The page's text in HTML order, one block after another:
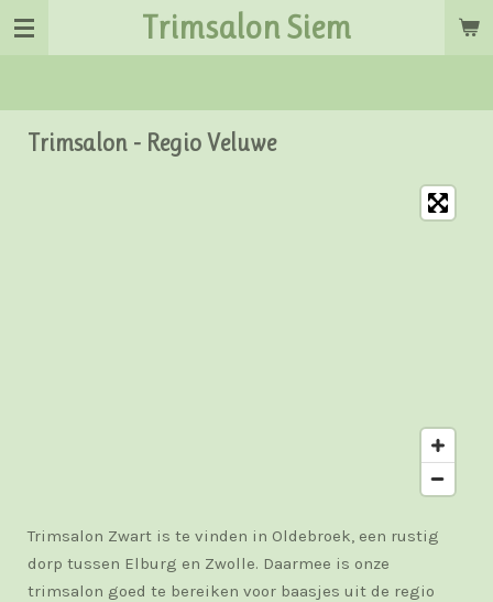
Ga
direct
de
hoofdinhoud
Trimsalon Siem
Trimsalon - Regio Veluwe
Trimsalon Zwart is te vinden in Oldebroek, een rustig
dorp tussen Elburg en Zwolle. Daarmee is onze
trimsalon goed te bereiken voor baasjes uit de regio